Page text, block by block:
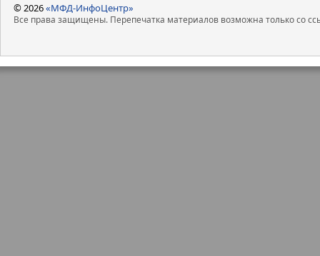
© 2026«МФД-ИнфоЦентр»
Все права защищены. Перепечатка материалов возможна только со